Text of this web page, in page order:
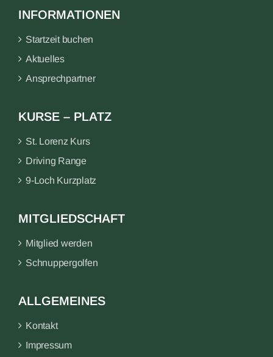
INFORMATIONEN
Startzeit buchen
Aktuelles
Ansprechpartner
KURSE – PLATZ
St. Lorenz Kurs
Driving Range
9-Loch Kurzplatz
MITGLIEDSCHAFT
Mitglied werden
Schnuppergolfen
ALLGEMEINES
Kontakt
Impressum